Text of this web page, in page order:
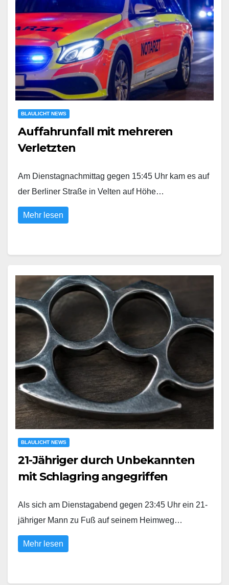
BLAULICHT NEWS
Auffahrunfall mit mehreren
Verletzten
Am Dienstagnachmittag gegen 15:45 Uhr kam es auf
der Berliner Straße in Velten auf Höhe…
Mehr lesen
BLAULICHT NEWS
21-Jähriger durch Unbekannten
mit Schlagring angegriffen
Als sich am Dienstagabend gegen 23:45 Uhr ein 21-
jähriger Mann zu Fuß auf seinem Heimweg…
Mehr lesen